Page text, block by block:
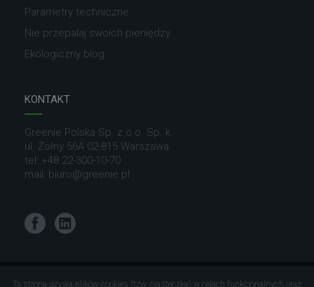
Parametry techniczne
Nie przepalaj swoich pieniędzy
Ekologiczny blog
KONTAKT
Greenie Polska Sp. z o.o. Sp. k.
ul. Żołny 56A 02-815 Warszawa
tel: +48 22-300-10-70
mail: biuro@greenie.pl
FacebookLinkedIn
© Greenie World Polska.
Ta strona używa plików cookies (tzw. ciasteczka) w celach funkcjonalnych oraz